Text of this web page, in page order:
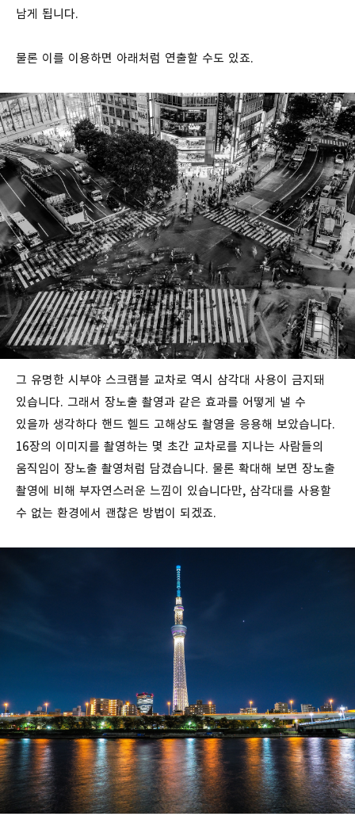
남게 됩니다.
물론 이를 이용하면 아래처럼 연출할 수도 있죠.
그 유명한 시부야 스크램블 교차로 역시 삼각대 사용이 금지돼
있습니다. 그래서 장노출 촬영과 같은 효과를 어떻게 낼 수
있을까 생각하다 핸드 헬드 고해상도 촬영을 응용해 보았습니다.
16장의 이미지를 촬영하는 몇 초간 교차로를 지나는 사람들의
움직임이 장노출 촬영처럼 담겼습니다. 물론 확대해 보면 장노출
촬영에 비해 부자연스러운 느낌이 있습니다만, 삼각대를 사용할
수 없는 환경에서 괜찮은 방법이 되겠죠.